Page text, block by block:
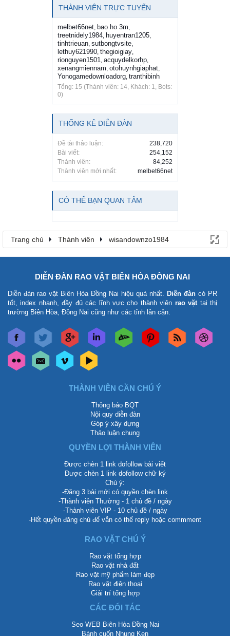
THÀNH VIÊN TRỰC TUYẾN
melbet66net, bao ho 3m,
treetnidely1984, huyentran1205,
tinhtrieuan, sutbongtvsite,
lethuy621990, thegioigiay,
rionguyen1501, acquydelkorhp,
xenangmiennam, otohuynhgiaphat,
Yonogamedownloadorg, tranthibinh
Tổng: 15 (Thành viên: 14, Khách: 1, Bots:
0)
THỐNG KÊ DIỄN ĐÀN
Đề tài thảo luận:
238,720
Bài viết:
254,152
Thành viên:
84,252
Thành viên mới nhất:
melbet66net
CÓ THỂ BẠN QUAN TÂM
Trang chủ Thành viên wisandownzo1984
DIỄN ĐÀN RAO VẶT BIÊN HÒA ĐỒNG NAI
Diễn đàn rao vặt Biên Hòa Đồng Nai hiệu quả nhất. Diễn đàn có PR
tốt, index nhanh, đầy đủ các lĩnh vực cho thành viên rao vặttại thị
trường Biên Hòa, Đồng Nai cũng như các tỉnh lân cận.
THÀNH VIÊN CẦN CHÚ Ý
Thông báo BQT
Nội quy diễn đàn
Góp ý xây dựng
Thảo luận chung
QUYỀN LỢI THÀNH VIÊN
Được chèn 1 link dofollow bài viết
Được chèn 1 link dofollow chữ ký
Chú ý:
-Đăng 3 bài mới có quyền chèn link
-Thành viên Thường - 1 chủ đề / ngày
-Thành viên VIP - 10 chủ đề / ngày
-Hết quyền đăng chủ để vẫn có thể reply hoặc commment
RAO VẶT CHÚ Ý
Rao vặt tổng hợp
Rao vặt nhà đất
Rao vặt mỹ phẩm làm đẹp
Rao vặt điện thoại
Giải trí tổng hợp
CÁC ĐỐI TÁC
Seo WEB Biên Hòa Đồng Nai
Bánh cuốn Nhung Ken